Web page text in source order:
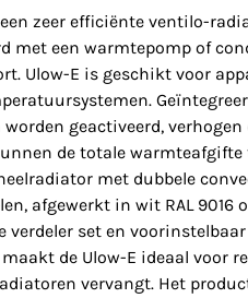
een zeer efficiënte ventilo-
met een warmtepomp of
Ulow-E is geschikt voor
geactiveerd,
de totale warmteafgifte
met dubbele
afgewerkt in wit RAL 9016
verdeler set en
de Ulow-E ideaal voor
vervangt. Het